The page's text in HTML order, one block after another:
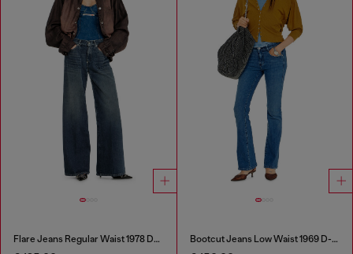
Flare Jeans Regular Waist 1978 D-Akemi Bootcut Jeans Low Waist 1969 D-Ebbey